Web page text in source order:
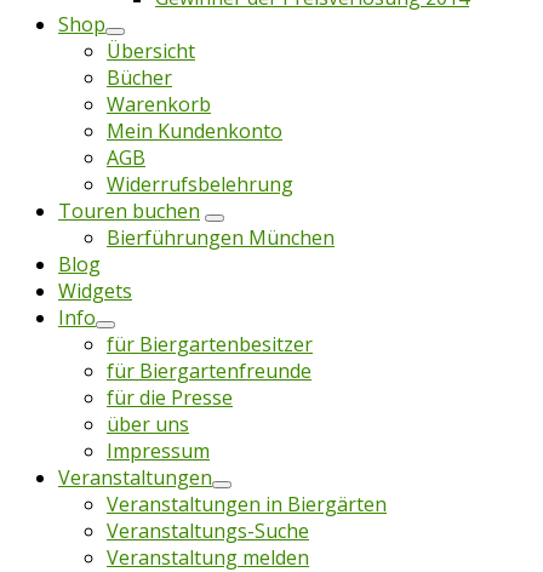
Shop
Übersicht
Bücher
Warenkorb
Mein Kundenkonto
AGB
Widerrufsbelehrung
Touren buchen
Bierführungen München
Blog
Widgets
Info
für Biergartenbesitzer
für Biergartenfreunde
für die Presse
über uns
Impressum
Veranstaltungen
Veranstaltungen in Biergärten
Veranstaltungs-Suche
Veranstaltung melden